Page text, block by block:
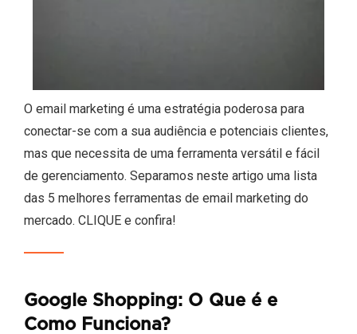
O email marketing é uma estratégia poderosa para
conectar-se com a sua audiência e potenciais clientes,
mas que necessita de uma ferramenta versátil e fácil
de gerenciamento. Separamos neste artigo uma lista
das 5 melhores ferramentas de email marketing do
mercado. CLIQUE e confira!
Google Shopping: O Que é e
Como Funciona?